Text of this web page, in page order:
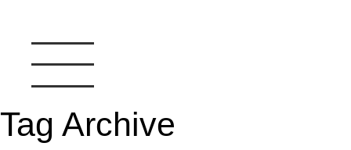
Tag Archive